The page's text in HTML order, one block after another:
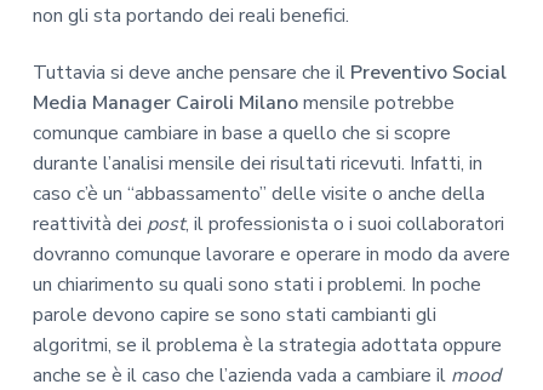
non gli sta portando dei reali benefici.
Tuttavia si deve anche pensare che il Preventivo Social
Media Manager Cairoli Milanomensile potrebbe
comunque cambiare in base a quello che si scopre
durante l’analisi mensile dei risultati ricevuti. Infatti, in
caso c’è un “abbassamento” delle visite o anche della
reattività dei post, il professionista o i suoi collaboratori
dovranno comunque lavorare e operare in modo da avere
un chiarimento su quali sono stati i problemi. In poche
parole devono capire se sono stati cambianti gli
algoritmi, se il problema è la strategia adottata oppure
anche se è il caso che l’azienda vada a cambiare il mood